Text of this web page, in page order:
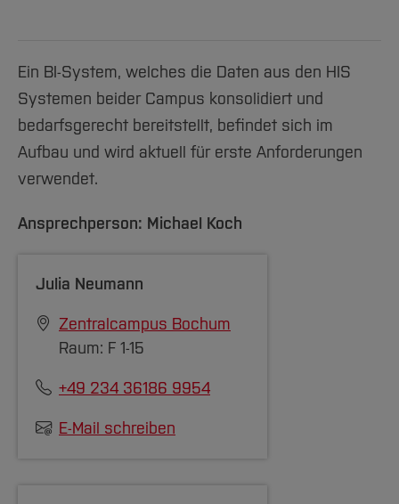
Ein BI-System, welches die Daten aus den HIS
Systemen beider Campus konsolidiert und
bedarfsgerecht bereitstellt, befindet sich im
Aufbau und wird aktuell für erste Anforderungen
verwendet.
Ansprechperson: Michael Koch
Julia Neumann
Zentralcampus Bochum
Raum: F 1-15
+49 234 36186 9954
E-Mail schreiben